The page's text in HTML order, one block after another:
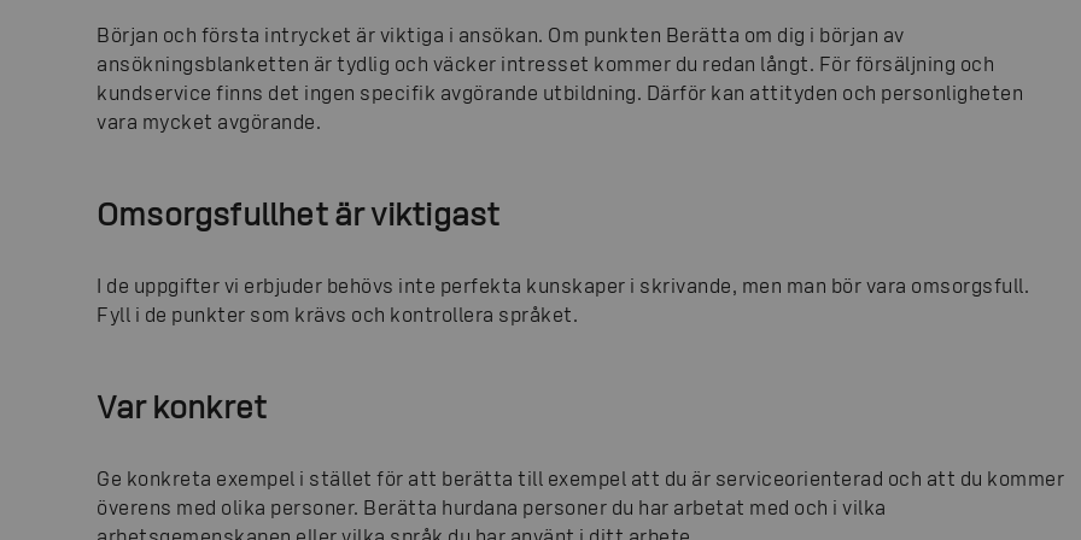
Början och första intrycket är viktiga i ansökan. Om punkten Berätta om dig i början av
ansökningsblanketten är tydlig och väcker intresset kommer du redan långt. För försäljning och
kundservice finns det ingen specifik avgörande utbildning. Därför kan attityden och personligheten
vara mycket avgörande.
Omsorgsfullhet är viktigast
I de uppgifter vi erbjuder behövs inte perfekta kunskaper i skrivande, men man bör vara omsorgsfull.
Fyll i de punkter som krävs och kontrollera språket.
Var konkret
Ge konkreta exempel i stället för att berätta till exempel att du är serviceorienterad och att du kommer
överens med olika personer. Berätta hurdana personer du har arbetat med och i vilka